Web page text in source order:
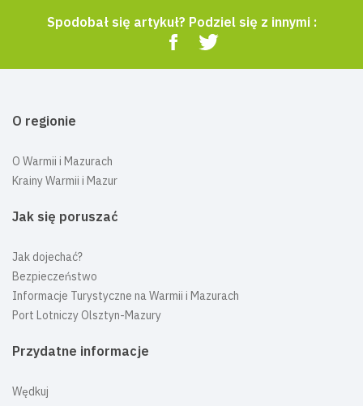
Spodobał się artykuł? Podziel się z innymi :
O regionie
O Warmii i Mazurach
Krainy Warmii i Mazur
Jak się poruszać
Jak dojechać?
Bezpieczeństwo
Informacje Turystyczne na Warmii i Mazurach
Port Lotniczy Olsztyn-Mazury
Przydatne informacje
Wędkuj